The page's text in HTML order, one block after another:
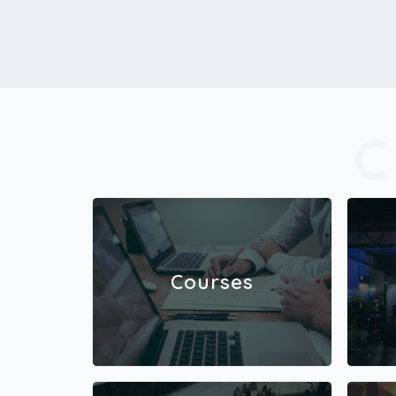
Courses